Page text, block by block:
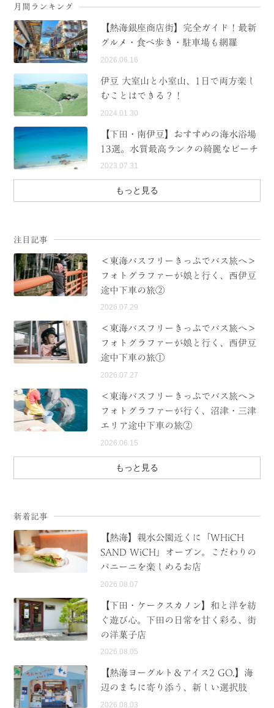
月間ランキング
【熱海銀座商店街】完全ガイド！最新
グルメ・食べ歩き・駐車場も網羅
2026.06.16
伊豆 大室山と小室山、1日で両方楽し
むことはできる？！
2024.01.30
【下田・南伊豆】おすすめの海水浴場
13選。水質最高ランクの綺麗なビーチ
2023.07.31
もっと見る
注目記事
＜東海バスフリーきっぷでバス旅へ＞
フォトグラファーが娘と行く、西伊豆
途中下車の旅②
2026.07.29
＜東海バスフリーきっぷでバス旅へ＞
フォトグラファーが娘と行く、西伊豆
途中下車の旅①
2026.07.27
＜東海バスフリーきっぷでバス旅へ＞
フォトグラファーが行く、沼津・三津
エリア途中下車の旅②
2026.06.15
もっと見る
新着記事
【熱海】親水公園近くに「WHiCH
SAND WiCH」オープン。こだわりの
パニーニを楽しめるお店
2026.08.07
【下田・ケークスカノン】和と洋を紡
ぐ遊び心。下田の日常を甘く彩る、街
の洋菓子店
2026.08.05
【熱海ヨーグルト＆アイス2 GO.】海
辺のまちに寄り添う、新しい選択肢
2026.08.03